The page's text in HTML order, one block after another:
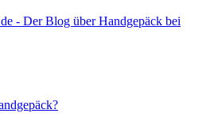
- Der Blog über Handgepäck bei